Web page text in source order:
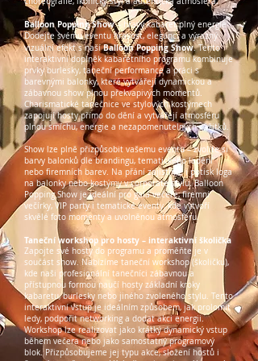
Balloon Popping Show– hravý kabaret plný energie
Dodejte svému eventu hravost, eleganci a výrazný
vizuální efekt s našíBalloon Popping Show. Tento
interaktivní doplněk kabaretního programu kombinuje
prvky burlesky, taneční performance a práci s
barevnými balonky, které vytvářejí dynamickou a
zábavnou show plnou překvapivých momentů.
Charismatické tanečnice ve stylových kostýmech
zapojují hosty přímo do dění a vytvářejí atmosféru
plnou smíchu, energie a nezapomenutelných zážitků.
Show lze plně přizpůsobit vašemu eventu – zvolíte si
barvy balonků dle brandingu, tematického ladění
nebo firemních barev. Na přání zajistíme i potisk loga
na balonky nebo kostýmy v corporate stylu. Balloon
Popping Show je ideální pro gala večeře, firemní
večírky, VIP party i tematické eventy, kde vytvoří
skvělé foto momenty a uvolněnou atmosféru.
Taneční workshop pro hosty – interaktivní školička
Zapojte své hosty do programu a proměňte je v
součást show. Nabízíme taneční workshop (školičku),
kde naši profesionální tanečníci zábavnou a
přístupnou formou naučí hosty základní kroky
kabaretu, burlesky nebo jiného zvoleného stylu. Tento
interaktivní vstup je ideálním způsobem, jak prolomit
ledy, podpořit networking a dodat akci energii.
Workshop lze realizovat jako krátký dynamický vstup
během večera nebo jako samostatný programový
blok. Přizpůsobujeme jej typu akce, složení hostů i